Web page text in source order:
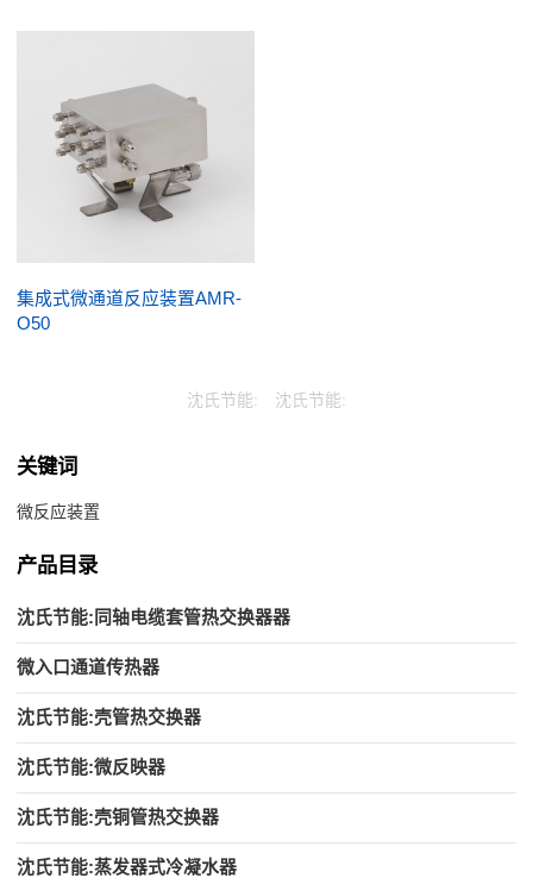
集成式微通道反应装置AMR-
O50
沈氏节能: 沈氏节能:
关键词
微反应装置
产品目录
沈氏节能:同轴电缆套管热交换器器
微入口通道传热器
沈氏节能:壳管热交换器
沈氏节能:微反映器
沈氏节能:壳铜管热交换器
沈氏节能:蒸发器式冷凝水器